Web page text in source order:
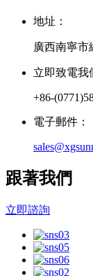
地址：
廣西南寧市
立即致電我
+86-
電子郵件：
跟著我們
立即諮詢